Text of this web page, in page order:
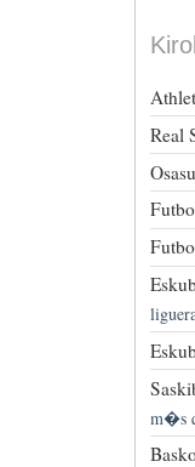
Real
m�s